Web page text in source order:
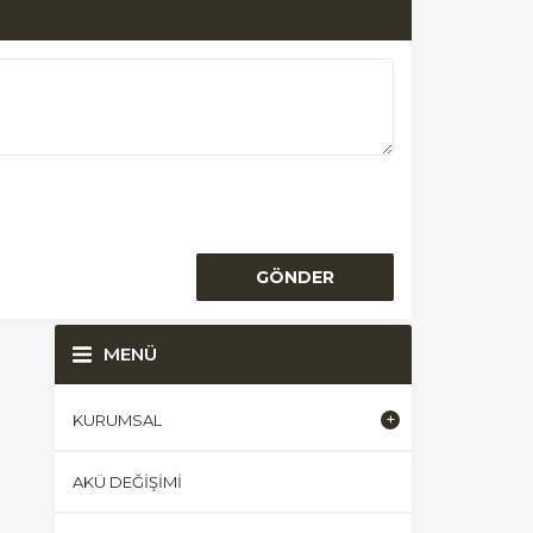
MENÜ
KURUMSAL
AKÜ DEĞIŞIMI